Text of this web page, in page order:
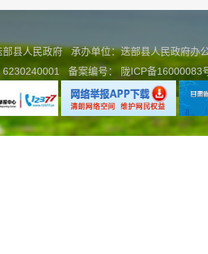
部县人民政府 承办单位：迭部县人民政府
备案编号： 陇ICP备16000083